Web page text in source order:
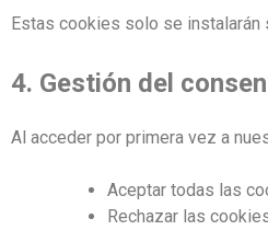
Estas cookies solo se instalarán
4. Gestión del
Al acceder por primera vez a
Aceptar todas las
Rechazar las